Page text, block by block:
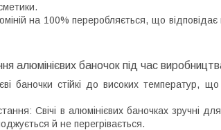
на 100% переробляється, що
алюмінієвих баночок під час
баночки стійкі до високих температур,
Свічі в алюмінієвих баночках зручні
й не перегрівається.